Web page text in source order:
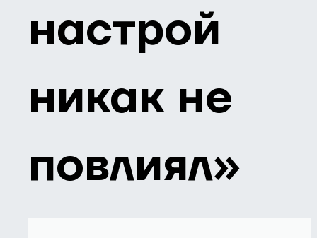
настрой
никак не
повлиял»